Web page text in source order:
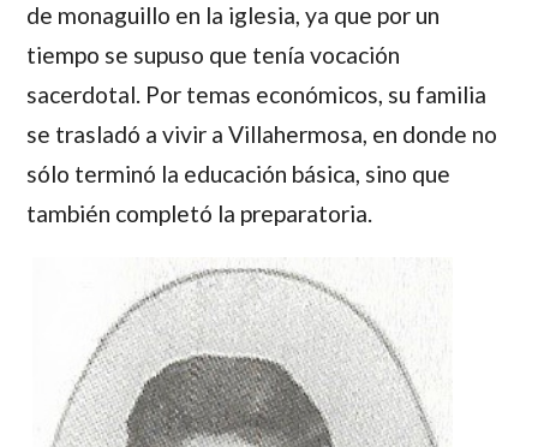
de monaguillo en la iglesia, ya que por un
tiempo se supuso que tenía vocación
sacerdotal. Por temas económicos, su familia
se trasladó a vivir a Villahermosa, en donde no
sólo terminó la educación básica, sino que
también completó la preparatoria.